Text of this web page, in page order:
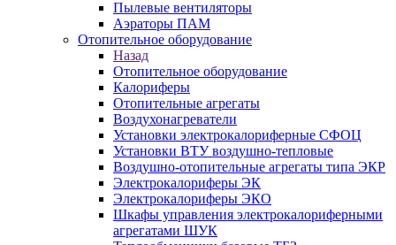
Пылевые вентиляторы
Аэраторы ПАМ
Отопительное оборудование
Назад
Отопительное оборудование
Калориферы
Отопительные агрегаты
Воздухонагреватели
Установки электрокалориферные СФОЦ
Установки ВТУ воздушно-тепловые
Воздушно-отопительные агрегаты типа ЭКР
Электрокалориферы ЭК
Электрокалориферы ЭКО
Шкафы управления электрокалориферными
агрегатами ШУК